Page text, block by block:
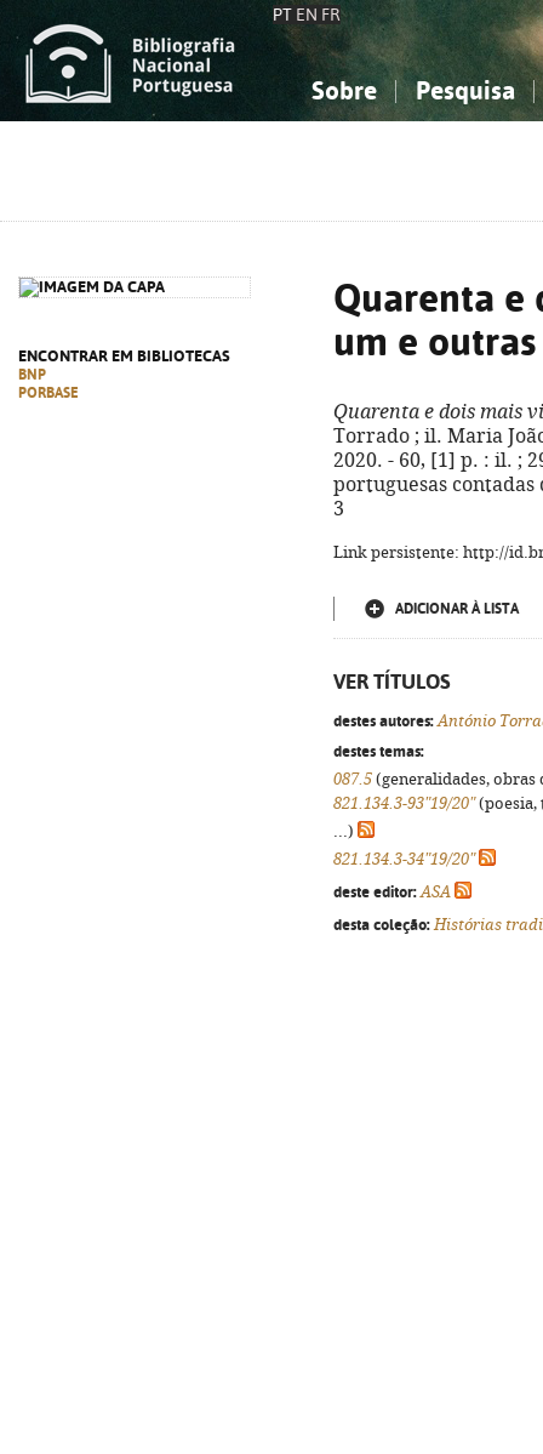
PT EN FR
Sobre Pesquisa
ENCONTRAR EM BIBLIOTECAS
BNP
PORBASE
Quarenta e
um e
Quarenta e dois mais
Torrado ; il. Maria
2020. - 60, [1] p. : il. ;
portuguesas contadas
3
Link persistente: http://
ADICIONAR À LISTA
VER TÍTULOS
destes autores: António
destes temas:
087.5 (generalidades,
821.134.3-93"19/20"(poesia,
...)
821.134.3-34"19/20"
deste editor: ASA
desta coleção: Histórias